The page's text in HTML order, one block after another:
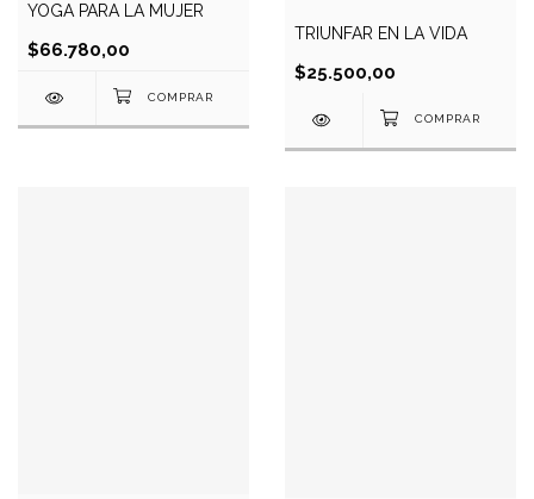
YOGA PARA LA MUJER
$66.780,00
TRIUNFAR EN LA VIDA
$25.500,00